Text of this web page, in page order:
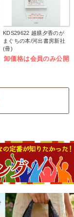
KDS29622 越膳夕香のが
まぐちの本/河出書房新社
(冊)
卸価格は会員のみ公開